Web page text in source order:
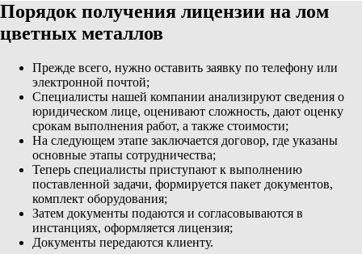
Порядок получения лицензии на лом
цветных металлов
Прежде всего, нужно оставить заявку по телефону или
электронной почтой;
Специалисты нашей компании анализируют сведения о
юридическом лице, оценивают сложность, дают оценку
срокам выполнения работ, а также стоимости;
На следующем этапе заключается договор, где указаны
основные этапы сотрудничества;
Теперь специалисты приступают к выполнению
поставленной задачи, формируется пакет документов,
комплект оборудования;
Затем документы подаются и согласовываются в
инстанциях, оформляется лицензия;
Документы передаются клиенту.